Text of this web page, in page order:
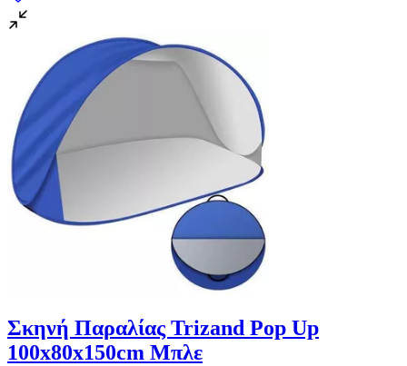
Σκηνή Παραλίας Trizand Pop Up
100x80x150cm Μπλε